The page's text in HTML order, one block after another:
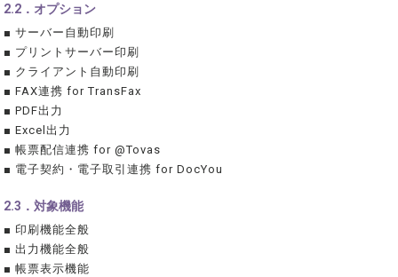
2.2．オプション
■ サーバー自動印刷
■ プリントサーバー印刷
■ クライアント自動印刷
■ FAX連携 for TransFax
■ PDF出力
■ Excel出力
■ 帳票配信連携 for @Tovas
■ 電子契約・電子取引連携 for DocYou
2.3．対象機能
■ 印刷機能全般
■ 出力機能全般
■ 帳票表示機能